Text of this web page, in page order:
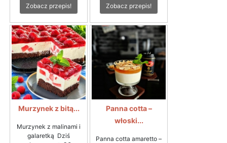
Zobacz przepis! Zobacz przepis!
Murzynek z bitą...
Murzynek z malinami i
galaretką Dziś
Panna cotta –
włoski...
Panna cotta amaretto –